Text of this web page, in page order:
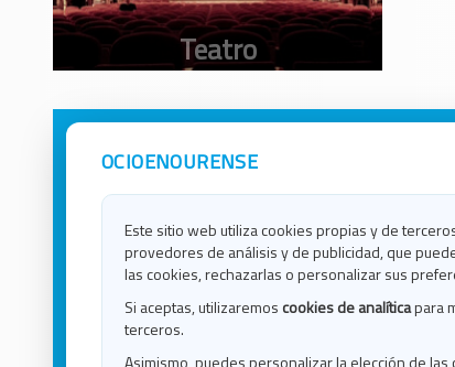
OCIOENOURENSE
Este sitio web utiliza cookies propias y de
provedores de análisis y de publicidad, que
las cookies, rechazarlas o personalizar sus
Si aceptas, utilizaremos cookies de analíticapara
terceros.
Asimismo, puedes personalizar la elección de
Avisos Legales
Política de Cookies